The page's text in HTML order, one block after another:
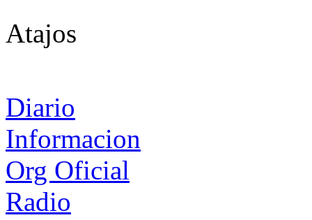
Atajos
Diario
Informacion
Org Oficial
Radio